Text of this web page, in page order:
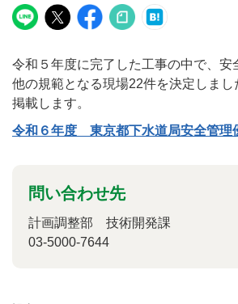
令和５年度に完了した工事の中で、安
他の規範となる現場22件を決定しま
掲載します。
令和６年度 東京都下水道局安全管理
問い合わせ先
計画調整部 技術開発課
03-5000-7644